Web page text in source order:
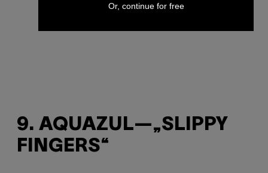
9. AQUAZUL—„SLIPPY
FINGERS“
Or, continue for free